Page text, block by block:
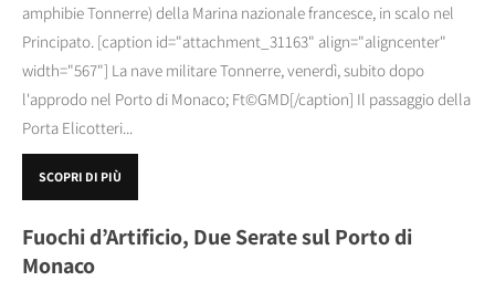
amphibie Tonnerre) della Marina nazionale francesce, in scalo nel
Principato. [caption id="attachment_31163" align="aligncenter"
width="567"] La nave militare Tonnerre, venerdì, subito dopo
l'approdo nel Porto di Monaco; Ft©GMD[/caption] Il passaggio della
Porta Elicotteri...
SCOPRI DI PIÙ
Fuochi d’Artificio, Due Serate sul Porto di
Monaco